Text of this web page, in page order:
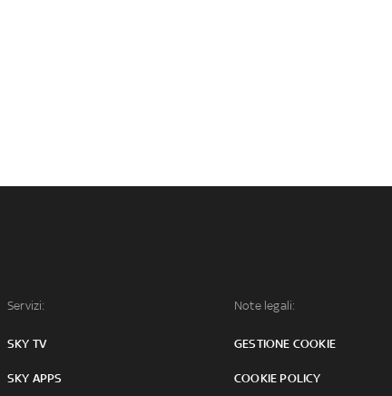
Servizi:
SKY TV
SKY APPS
Note legali:
GESTIONE COOKIE
COOKIE POLICY